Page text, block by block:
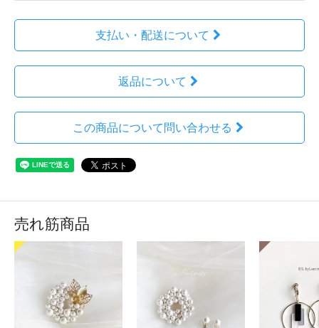
支払い・配送について
返品について
この商品について問い合わせる
売れ筋商品